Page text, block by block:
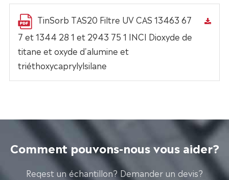
TinSorb TAS20 Filtre UV CAS 13463 67
7 et 1344 28 1 et 2943 75 1 INCI Dioxyde de
titane et oxyde d'alumine et
triéthoxycaprylylsilane
Comment pouvons-nous vous aider?
Reqest un échantillon? Demander un devis?